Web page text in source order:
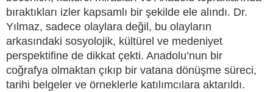
bıraktıkları izler kapsamlı bir şekilde ele alındı. Dr.
Yılmaz, sadece olaylara değil, bu olayların
arkasındaki sosyolojik, kültürel ve medeniyet
perspektifine de dikkat çekti. Anadolu’nun bir
coğrafya olmaktan çıkıp bir vatana dönüşme süreci,
tarihi belgeler ve örneklerle katılımcılara aktarıldı.